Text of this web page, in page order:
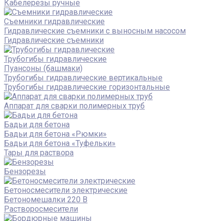
Кабелерезы ручные
Съемники гидравлические
Гидравлические cъемники с выносным насосом
Гидравлические съемники
Трубогибы гидравлические
Пуансоны (башмаки)
Трубогибы гидравлические вертикальные
Трубогибы гидравлические горизонтальные
Аппарат для сварки полимерных труб
Бадьи для бетона
Бадьи для бетона «Рюмки»
Бадьи для бетона «Туфельки»
Тары для раствора
Бензорезы
Бетоносмесители электрические
Бетономешалки 220 В
Растворосмесители